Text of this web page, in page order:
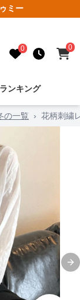
ミー
0 0
ンキング
の一覧 › 花柄刺繍